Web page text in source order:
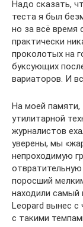
Надо сказать,
теста я был
но за всё время
практически
проколотых на
буксующих
вариаторов. И
На моей памяти,
утилитарной
журналистов
уверены, мы
непроходимую
поросший
находили самый
Leopard вынес
с такими